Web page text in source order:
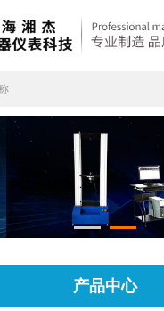
产品中心